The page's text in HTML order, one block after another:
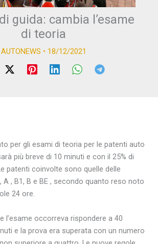
guida: cambia l’esame
di teoria
AUTONEWS • 18/12/2021
per gli esami di teoria per le patenti auto
più breve di 10 minuti e con il 25% di
patenti coinvolte sono quelle delle
A , B1, B e BE , secondo quanto reso noto
24 ore.
l’esame occorreva rispondere a 40
e la prova era superata con un numero